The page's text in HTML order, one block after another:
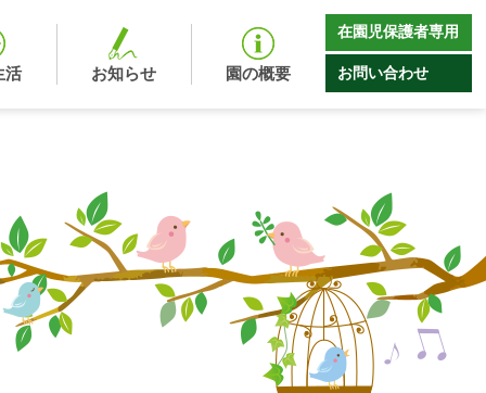
活 お知らせ 園の概要
在園児保護者専用
お問い合わせ